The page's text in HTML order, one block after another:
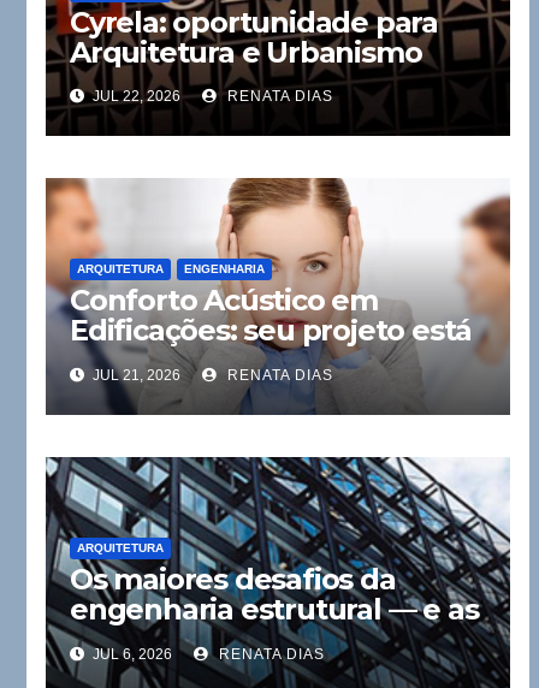
Cyrela: oportunidade para
Arquitetura e Urbanismo
JUL 22, 2026 RENATA DIAS
ARQUITETURA ENGENHARIA
Conforto Acústico em
Edificações: seu projeto está
pronto para a NBR 15575?
JUL 21, 2026 RENATA DIAS
ARQUITETURA
Os maiores desafios da
engenharia estrutural — e as
lições que transformaram a
construção civil
JUL 6, 2026 RENATA DIAS